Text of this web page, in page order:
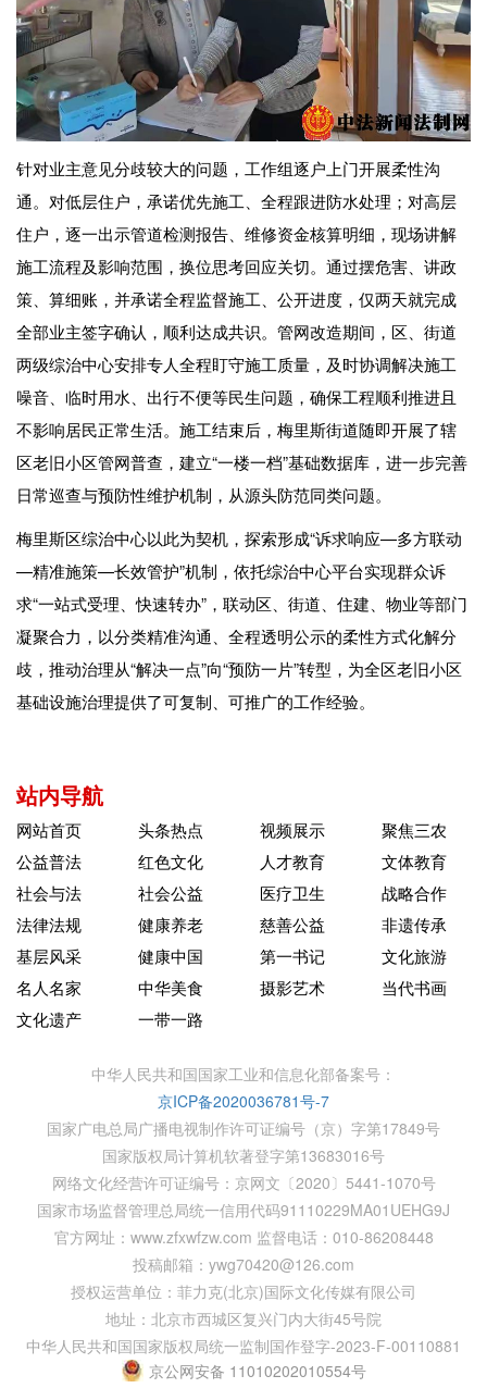
针对业主意见分歧较大的问题，工作组逐户上门开展柔性沟
通。对低层住户，承诺优先施工、全程跟进防水处理；对高层
住户，逐一出示管道检测报告、维修资金核算明细，现场讲解
施工流程及影响范围，换位思考回应关切。通过摆危害、讲政
策、算细账，并承诺全程监督施工、公开进度，仅两天就完成
全部业主签字确认，顺利达成共识。管网改造期间，区、街道
两级综治中心安排专人全程盯守施工质量，及时协调解决施工
噪音、临时用水、出行不便等民生问题，确保工程顺利推进且
不影响居民正常生活。施工结束后，梅里斯街道随即开展了辖
区老旧小区管网普查，建立“一楼一档”基础数据库，进一步完善
日常巡查与预防性维护机制，从源头防范同类问题。
梅里斯区综治中心以此为契机，探索形成“诉求响应—多方联动
—精准施策—长效管护”机制，依托综治中心平台实现群众诉
求“一站式受理、快速转办”，联动区、街道、住建、物业等部门
凝聚合力，以分类精准沟通、全程透明公示的柔性方式化解分
歧，推动治理从“解决一点”向“预防一片”转型，为全区老旧小区
基础设施治理提供了可复制、可推广的工作经验。
站内导航
网站首页 头条热点 视频展示
聚焦三农
公益普法
红色文化 人才教育
文体教育
社会与法
社会公益 医疗卫生
战略合作
法律法规
健康养老 慈善公益
非遗传承
基层风采
健康中国 第一书记
文化旅游
名人名家
中华美食 摄影艺术
当代书画
文化遗产
一带一路
中华人民共和国国家工业和信息化部备案号：
京ICP备2020036781号-7
国家广电总局广播电视制作许可证编号（京）字第17849号
国家版权局计算机软著登字第13683016号
网络文化经营许可证编号：京网文〔2020〕5441-1070号
国家市场监督管理总局统一信用代码91110229MA01UEHG9J
官方网址：www.zfxwfzw.com 监督电话：010-86208448
投稿邮箱：ywg70420@126.com
授权运营单位：菲力克(北京)国际文化传媒有限公司
地址：北京市西城区复兴门内大街45号院
中华人民共和国国家版权局统一监制国作登字-2023-F-00110881
京公网安备 11010202010554号